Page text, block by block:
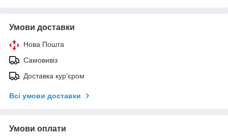
Умови доставки
Нова Пошта
Самовивіз
Доставка кур'єром
Всі умови доставки
Умови оплати